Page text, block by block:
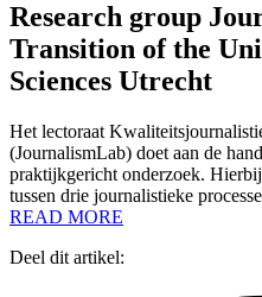
Research group
Transition of the
Sciences Utrecht
Het lectoraat
(JournalismLab) doet aan de
praktijkgericht onderzoek.
tussen drie journalistieke
READ MORE
Deel dit artikel: